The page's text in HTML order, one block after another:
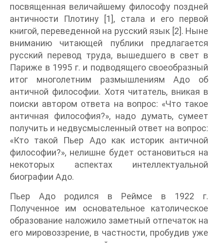
посвященная величайшему философу поздней
античности Плотину [1], стала и его первой
книгой, переведенной на русский язык [2]. Ныне
вниманию читающей публики предлагается
русский перевод труда, вышедшего в свет в
Париже в 1995 г. и подводящего своеобразный
итог многолетним размышлениям Адо об
античной философии. Хотя читатель, вникая в
поиски автором ответа на вопрос: «Что такое
античная философия?», надо думать, сумеет
получить и недвусмысленный ответ на вопрос:
«Кто такой Пьер Адо как историк античной
философии?», нелишне будет остановиться на
некоторых аспектах интеллектуальной
биографии Адо.
Пьер Адо родился в Реймсе в 1922 г.
Полученное им основательное католическое
образование наложило заметный отпечаток на
его мировоззрение, в частности, пробудив уже